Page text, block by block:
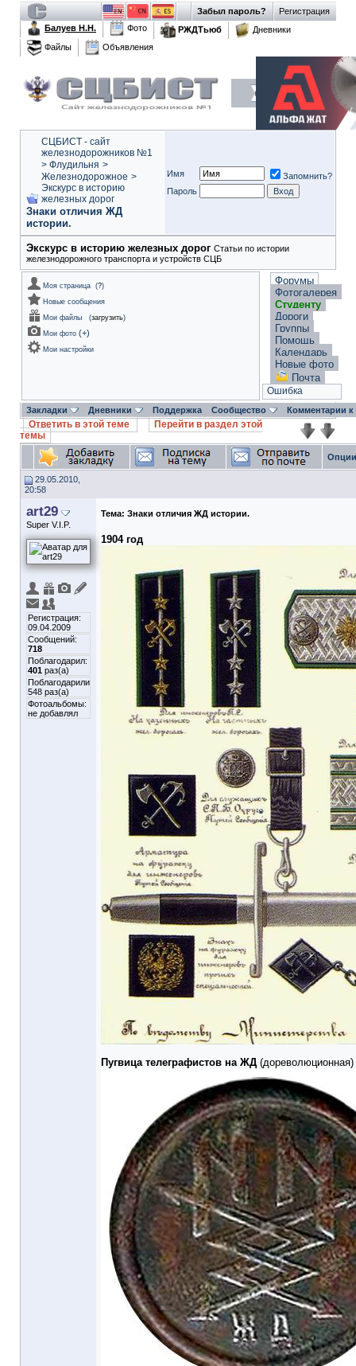
Регистрация
Забыл пароль?
Балуев Н.Н.
Фото РЖДТьюб
Дневники
Файлы
Объявления
СЦБИСТ - сайт
железнодорожников №1
> Флудильня >
Железнодорожное >
Экскурс в историю
железных дорог
Знаки отличия ЖД
истории.
Имя
Запомнить?
Пароль
Экскурс в историю железных дорог Статьи по истории
железнодорожного транспорта и устройств СЦБ
Моя страница (?)
Новые сообщения
Мои файлы
(загрузить)
Мои фото (+)
Мои настройки
Форумы
Фотогалерея
Студенту
Дороги
Группы
Помощь
Календарь
Новые фото
Почта
Ошибка
Закладки Дневники Поддержка Сообщество Комментарии
Ответить в этой теме
Перейти в раздел этой
темы
29.05.2010,
20:58
art29
Super V.I.P.
Регистрация:
09.04.2009
Сообщений:
718
Поблагодарил:
401 раз(а)
Поблагодарили
548 раз(а)
Фотоальбомы:
не добавлял
Тема: Знаки отличия ЖД истории.
1904 год
Пугвица телеграфистов на ЖД (дореволюционная)